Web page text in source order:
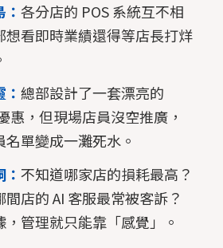
各分店的 POS 系統互不相
想看即時業績還得等店長打烊
總部設計了一套漂亮的
惠，但現場店員沒空推廣，
名單變成一灘死水。
不知道哪家店的損耗最高？
間店的 AI 客服最常被客訴？
，管理就只能靠「感覺」。